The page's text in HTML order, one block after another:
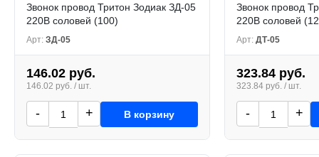
Звонок провод Тритон Зодиак ЗД-05
220В соловей (100)
Арт: ЗД-05
146.02 руб.
146.02 руб. / шт.
- + В корзину
Звонок провод
220В соловей
Арт: ДТ-05
323.84 руб.
323.84 руб. / шт.
- +